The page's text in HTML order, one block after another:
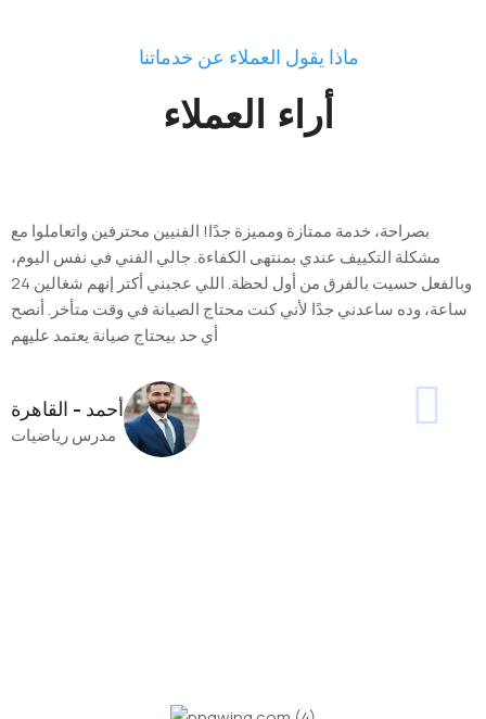
ماذا يقول العملاء عن خدماتنا
أراء العملاء
بصراحة، خدمة ممتازة ومميزة جدًا! الفنيين محترفين واتعاملوا مع
مشكلة التكييف عندي بمنتهى الكفاءة. جالي الفني في نفس اليوم،
وبالفعل حسيت بالفرق من أول لحظة. اللي عجبني أكتر إنهم شغالين 24
ساعة، وده ساعدني جدًا لأني كنت محتاج الصيانة في وقت متأخر. أنصح
أي حد بيحتاج صيانة يعتمد عليهم
أحمد - القاهرة
مدرس رياضيات